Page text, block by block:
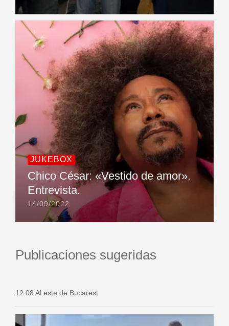
JUKEBOX
Chico César: «Vestido de amor».
Entrevista.
14/09/2022
Publicaciones sugeridas
12:08 Al este de Bucarest